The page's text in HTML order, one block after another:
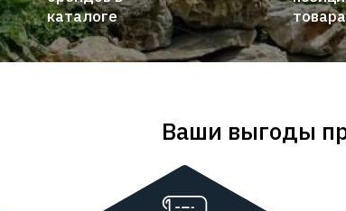
каталоге
товара
Ваши выгоды